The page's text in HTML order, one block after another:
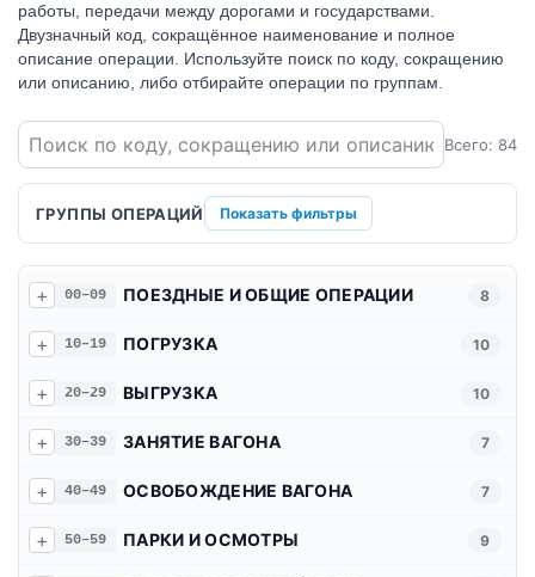
работы, передачи между дорогами и государствами.
Двузначный код, сокращённое наименование и полное
описание операции. Используйте поиск по коду, сокращению
или описанию, либо отбирайте операции по группам.
Всего: 84
ГРУППЫ ОПЕРАЦИЙ Показать фильтры
00–09 ПОЕЗДНЫЕ И ОБЩИЕ ОПЕРАЦИИ 8
10–19 ПОГРУЗКА 10
20–29 ВЫГРУЗКА 10
30–39 ЗАНЯТИЕ ВАГОНА 7
40–49 ОСВОБОЖДЕНИЕ ВАГОНА 7
50–59 ПАРКИ И ОСМОТРЫ 9